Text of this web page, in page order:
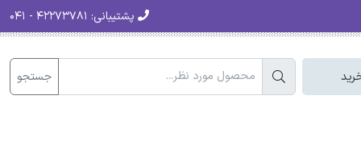
پشتیبانی:
جستجو